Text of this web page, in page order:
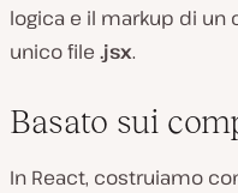
logica e il markup di un
unico file .jsx.
Basato sui
In React, costruiamo